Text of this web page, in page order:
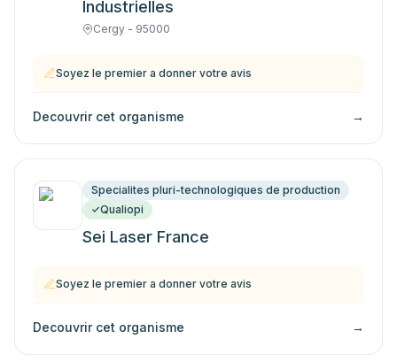
Industrielles
Cergy - 95000
Soyez le premier a donner votre avis
Decouvrir cet organisme →
Specialites pluri-technologiques de production
Qualiopi
Sei Laser France
Soyez le premier a donner votre avis
Decouvrir cet organisme →